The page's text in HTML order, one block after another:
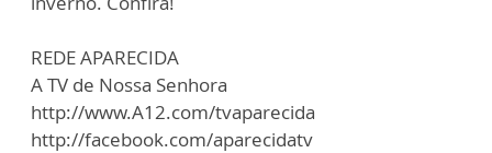
REDE APARECIDA
A TV de Nossa Senhora
http://www.A12.com/tvaparecida
http://facebook.com/aparecidatv